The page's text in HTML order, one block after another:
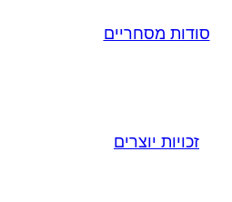
סודות מסחריים
זכויות יוצרים